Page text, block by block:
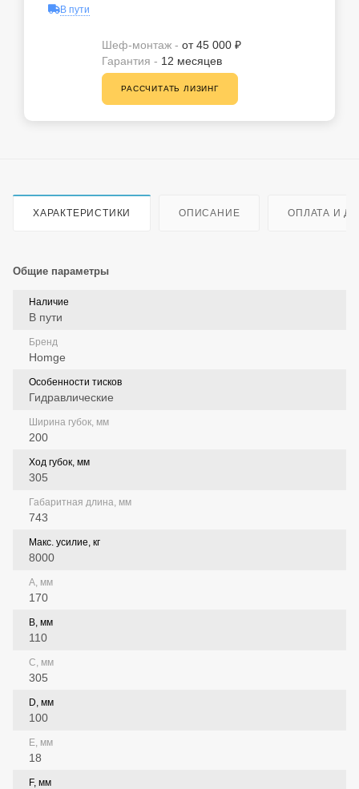
В пути
Шеф-монтаж - от 45 000 ₽
Гарантия - 12 месяцев
РАССЧИТАТЬ ЛИЗИНГ
ХАРАКТЕРИСТИКИ ОПИСАНИЕ ОПЛАТА И
Общие параметры
Наличие
В пути
Бренд
Homge
Особенности тисков
Гидравлические
Ширина губок, мм
200
Ход губок, мм
305
Габаритная длина, мм
743
Макс. усилие, кг
8000
A, мм
170
B, мм
110
C, мм
305
D, мм
100
E, мм
18
F, мм